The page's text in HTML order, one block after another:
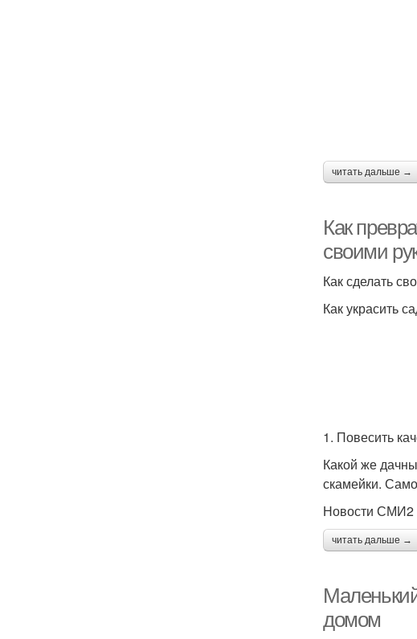
читать дальше →
Как
своими
Как сделать
Как украсить
1. Повесить
Какой же
скамейки.
Новости СМИ2
читать дальше →
домом